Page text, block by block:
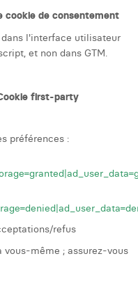
cookie de consentement
l'interface utilisateur
et non dans GTM.
first-party
préférences :
refus
vous-même ; assurez-vous